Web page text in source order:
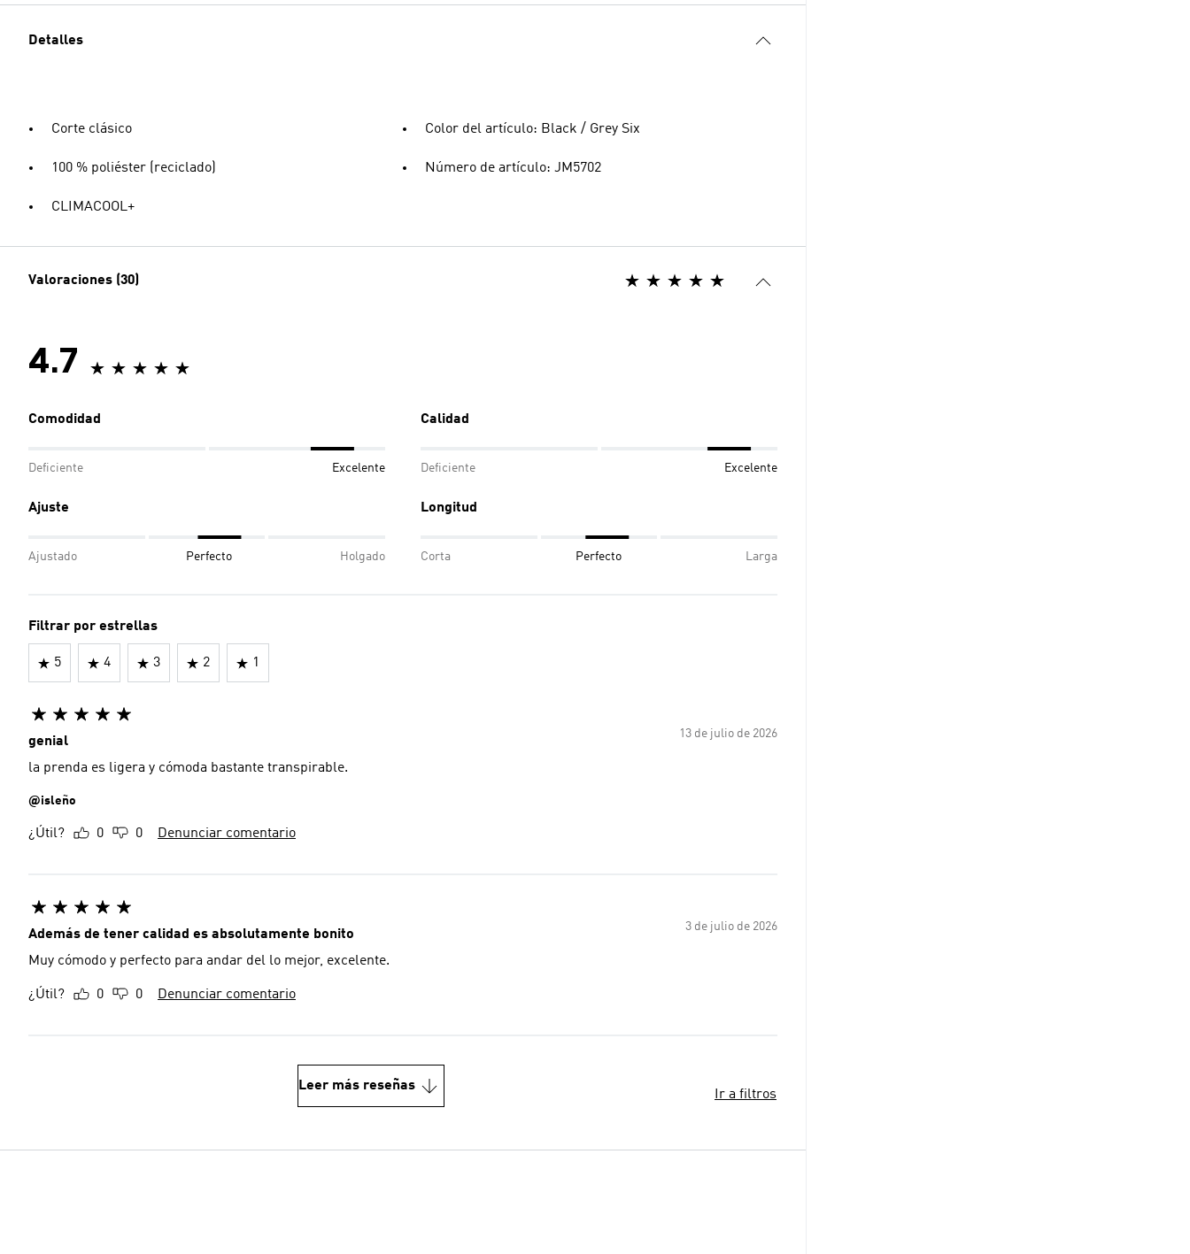
Detalles
Corte clásico
100 % poliéster (reciclado)
CLIMACOOL+
Color del artículo: Black / Grey Six
Número de artículo: JM5702
Valoraciones (30)
4.7
Comodidad
Deficiente Excelente
Calidad
Deficiente Excelente
Ajuste
Ajustado Perfecto Holgado
Longitud
Corta Perfecto Larga
Filtrar por estrellas
5 4 3 2 1
13 de julio de 2026
genial
la prenda es ligera y cómoda bastante transpirable.
@isleño
¿Útil? 0 0 Denunciar comentario
3 de julio de 2026
Además de tener calidad es absolutamente bonito
Muy cómodo y perfecto para andar del lo mejor, excelente.
¿Útil? 0 0 Denunciar comentario
Leer más reseñas
Ir a filtros